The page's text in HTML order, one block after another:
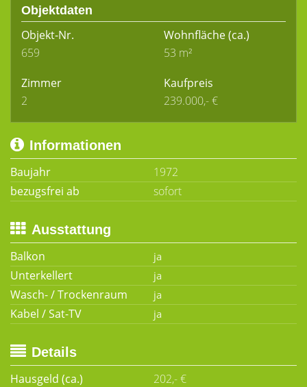
Objektdaten
Objekt-Nr.
659
Wohnfläche(ca.)
53 m²
Zimmer
2
Kaufpreis
239.000,- €
Informationen
Baujahr
1972
bezugsfrei ab
sofort
Ausstattung
Balkon
Unterkellert
Wasch- / Trockenraum
Kabel / Sat-TV
Details
Hausgeld (ca.)
202,- €